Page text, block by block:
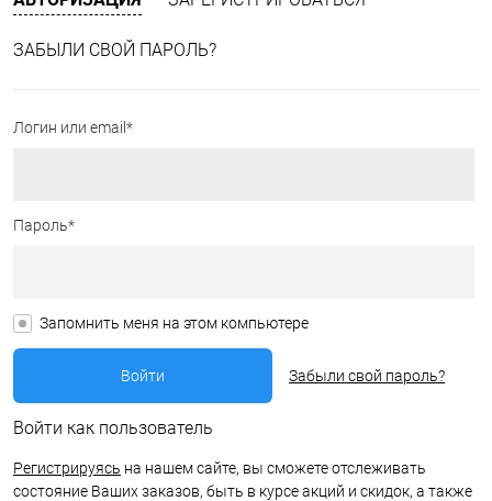
ЗАБЫЛИ СВОЙ ПАРОЛЬ?
Логин или email*
Пароль*
Запомнить меня на этом компьютере
Забыли свой пароль?
Войти как пользователь
Регистрируясь на нашем сайте, вы сможете отслеживать
состояние Ваших заказов, быть в курсе акций и скидок, а также